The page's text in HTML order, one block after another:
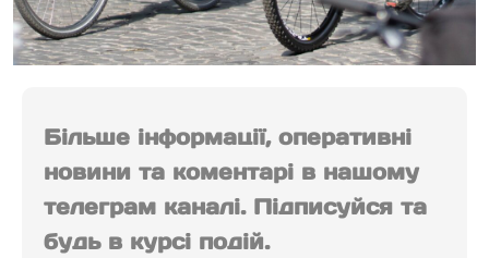
Більше інформації, оперативні
новини та коментарі в нашому
телеграм каналі. Підписуйся та
будь в курсі подій.